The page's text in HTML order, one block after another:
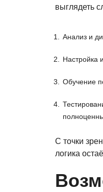
выглядеть
Анализ и
Настройка
Обучение
С точки
логика